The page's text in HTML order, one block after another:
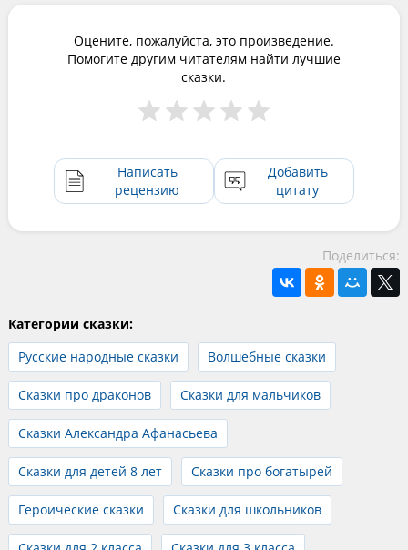
Оцените, пожалуйста, это произведение.
Помогите другим читателям найти лучшие
сказки.
Написать
рецензию
Добавить
цитату
Поделиться:
Категории сказки:
Русские народные сказки
Волшебные сказки
Сказки про драконов Сказки для мальчиков
Сказки Александра Афанасьева
Сказки для детей 8 лет Сказки про богатырей
Героические сказки Сказки для школьников